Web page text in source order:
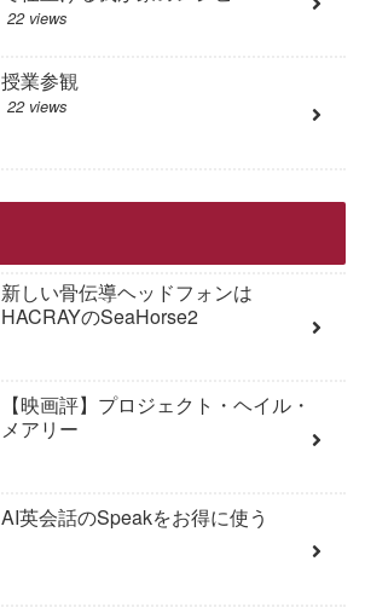
22 views
授業参観
22 views
新しい骨伝導ヘッドフォンは
HACRAYのSeaHorse2
【映画評】プロジェクト・ヘイル・
メアリー
AI英会話のSpeakをお得に使う